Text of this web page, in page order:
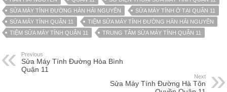
SỬA MÁY TÍNH ĐƯỜNG HÀN HẢI NGUYÊN
SỬA MÁY TÍNH Ở TẠI QUẬN 11
SỬA MÁY TÍNH QUẬN 11
TIỆM SỬA MÁY TÍNH ĐƯỜNG HÀN HẢI NGUYÊN
TIỆM SỬA MÁY TÍNH QUẬN 11
TRUNG TÂM SỬA MÁY TÍNH QUẬN 11
Previous
Sửa Máy Tính Đường Hòa Bình
Quận 11
Next
Sửa Máy Tính Đường Hà Tôn